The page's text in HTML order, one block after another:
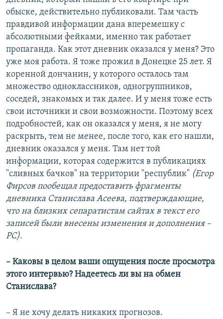
обыске, действительно публиковали. Там часть
правдивой информации дана вперемешку с
абсолютными фейками, именно так работает
пропаганда. Как этот дневник оказался у меня? Это
уже моя работа. Я тоже прожил в Донецке 25 лет. Я
коренной дончанин, у которого осталось там
множество одноклассников, одногруппников,
соседей, знакомых и так далее. И у меня тоже есть
свои источники и свои возможности. Поэтому всех
подробностей, как он оказался у меня, я не могу
раскрыть, тем не менее, после того, как его нашли,
дневник оказался у меня. Там нет той
информации, которая содержится в публикациях
"сливных бачков" на территории "республик" (Егор
Фирсов пообещал предоставить фрагменты
дневника Станислава Асеева, подтверждающие,
что на близких сепаратистам сайтах в текст его
записей были внесены изменения и дополнения –
РС).
– Каковы в целом ваши ощущения после просмотра
этого интервью? Надеетесь ли вы на обмен
Станислава?
– Я не хочу делать никаких прогнозов.